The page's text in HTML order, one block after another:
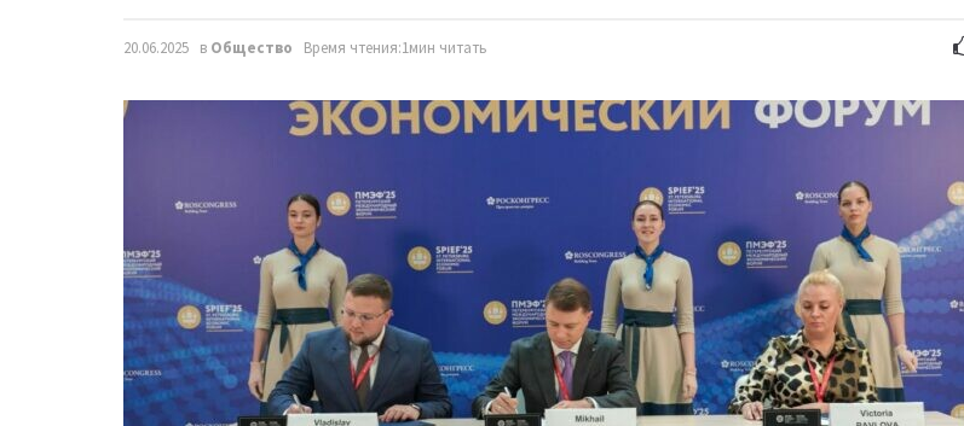
20.06.2025 в Общество Время чтения:1мин читать